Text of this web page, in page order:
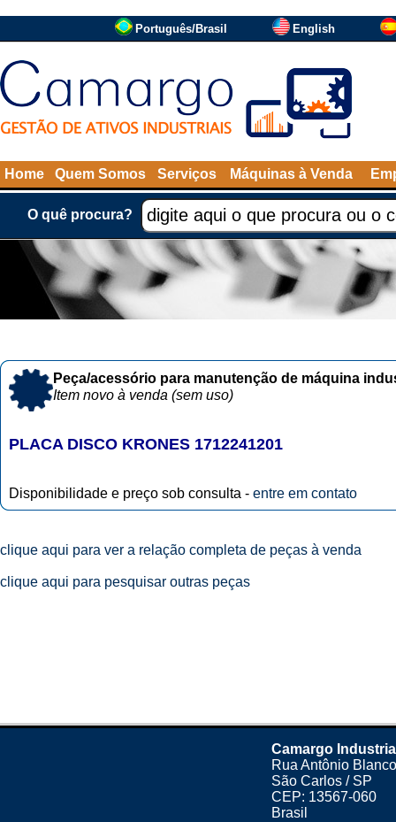
Português/Brasil English
Home Quem Somos Serviços Máquinas à Venda
O quê procura?
Peça/acessório para manutenção de máquina
Item novo à venda (sem uso)
PLACA DISCO KRONES 1712241201
Disponibilidade e preço sob consulta - entre em contato
clique aqui para ver a relação completa de peças à venda
clique aqui para pesquisar outras peças
Camargo
Rua Antônio
São Carlos / SP
CEP: 13567-060
Brasil